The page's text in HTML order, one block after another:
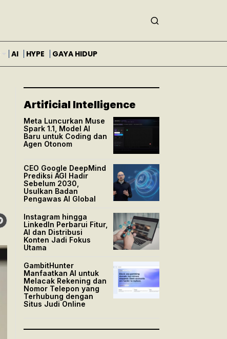
AI HYPE GAYA HIDUP
Artificial Intelligence
Meta Luncurkan Muse
Spark 1.1, Model AI
Baru untuk Coding dan
Agen Otonom
CEO Google DeepMind
Prediksi AGI Hadir
Sebelum 2030,
Usulkan Badan
Pengawas AI Global
Instagram hingga
LinkedIn Perbarui Fitur,
AI dan Distribusi
Konten Jadi Fokus
Utama
GambitHunter
Manfaatkan AI untuk
Melacak Rekening dan
Nomor Telepon yang
Terhubung dengan
Situs Judi Online